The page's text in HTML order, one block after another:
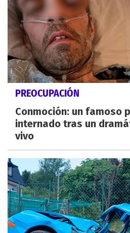
PREOCUPACIÓN
Conmoción: un famoso
internado tras un
vivo